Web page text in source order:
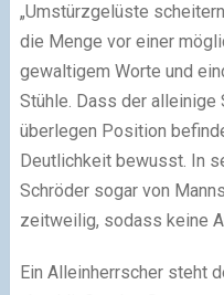
„Umstürzgelüste
die Menge vor einer
gewaltigem Worte und
Stühle. Dass der
überlegen Position
Deutlichkeit bewusst. In
Schröder sogar von
zeitweilig, sodass keine
Ein Alleinherrscher steht